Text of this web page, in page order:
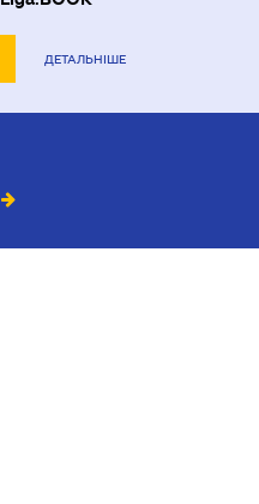
ДЕТАЛЬНІШЕ